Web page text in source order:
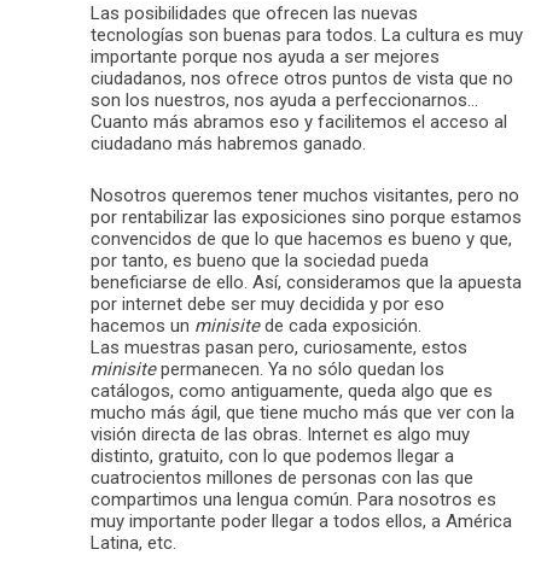
Las posibilidades que ofrecen las nuevas
tecnologías son buenas para todos. La cultura es muy
importante porque nos ayuda a ser mejores
ciudadanos, nos ofrece otros puntos de vista que no
son los nuestros, nos ayuda a perfeccionarnos…
Cuanto más abramos eso y facilitemos el acceso al
ciudadano más habremos ganado.
Nosotros queremos tener muchos visitantes, pero no
por rentabilizar las exposiciones sino porque estamos
convencidos de que lo que hacemos es bueno y que,
por tanto, es bueno que la sociedad pueda
beneficiarse de ello. Así, consideramos que la apuesta
por internet debe ser muy decidida y por eso
hacemos un minisitede cada exposición.
Las muestras pasan pero, curiosamente, estos
minisitepermanecen. Ya no sólo quedan los
catálogos, como antiguamente, queda algo que es
mucho más ágil, que tiene mucho más que ver con la
visión directa de las obras. Internet es algo muy
distinto, gratuito, con lo que podemos llegar a
cuatrocientos millones de personas con las que
compartimos una lengua común. Para nosotros es
muy importante poder llegar a todos ellos, a América
Latina, etc.